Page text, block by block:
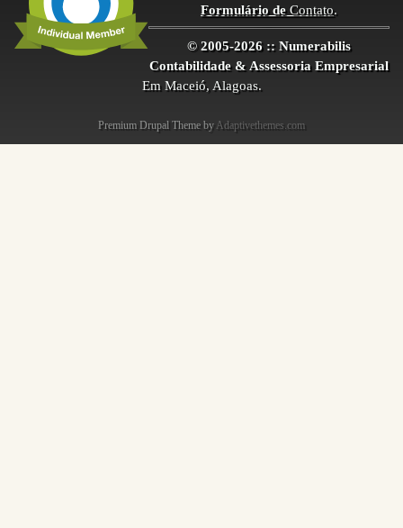
Formulário deContato.
© 2005-2026 :: Numerabilis
Contabilidade & Assessoria Empresarial
Em Maceió, Alagoas.
Premium Drupal Theme by Adaptivethemes.com